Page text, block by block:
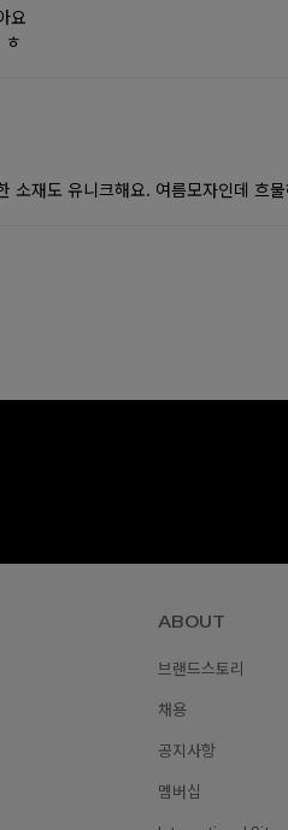
ABOUT
브랜드스토리
채용
공지사항
멤버십